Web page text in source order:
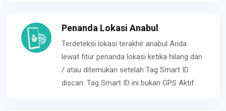
Penanda Lokasi Anabul
Terdeteksi lokasi terakhir anabul Anda
lewat fitur penanda lokasi ketika hilang dan
/ atau ditemukan setelah Tag Smart ID
discan. Tag Smart ID ini bukan GPS Aktif.